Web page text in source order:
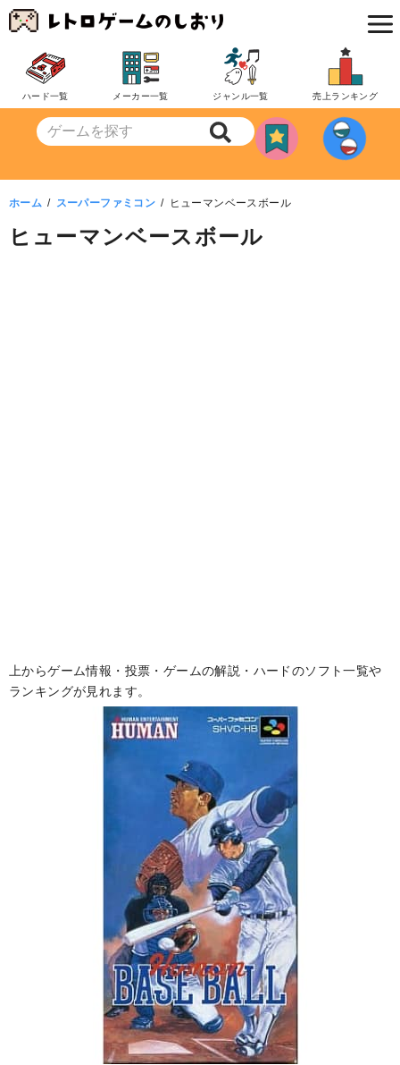
コ
ン
ツ
動
ハード一覧 メーカー一覧 ジャンル一覧 売上ランキング
ホーム スーパーファミコン ヒューマンベースボール
ヒューマンベースボール
上からゲーム情報・投票・ゲームの解説・ハードのソフト一覧や
ランキングが見れます。